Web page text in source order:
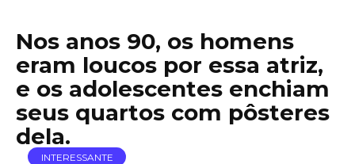
Nos anos 90, os homens
eram loucos por essa atriz,
e os adolescentes enchiam
seus quartos com pôsteres
dela.
INTERESSANTE